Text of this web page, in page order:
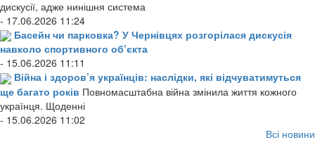
дискусії, адже нинішня система
- 17.06.2026 11:24
Басейн чи парковка? У Чернівцях розгорілася дискусія
навколо спортивного об’єкта
- 15.06.2026 11:11
Війна і здоров’я українців: наслідки, які відчуватимуться
ще багато років Повномасштабна війна змінила життя кожного
українця. Щоденні
- 15.06.2026 11:02
Всі новини